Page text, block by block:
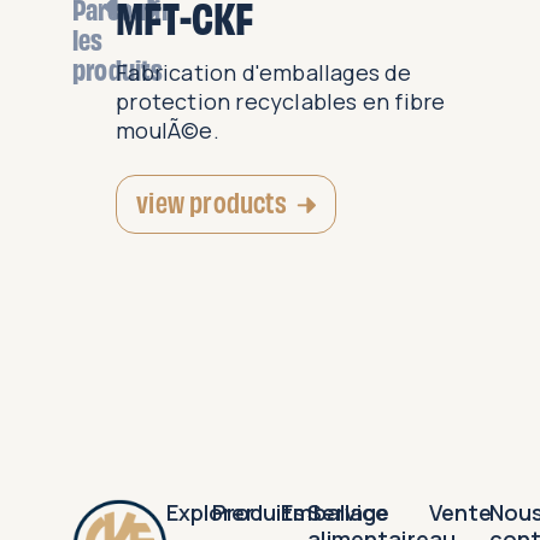
Parcourir
les
produits
et
MFT-CKF
Fabrication d'emballages de
protection recyclables en fibre
moulÃ©e.
view products
ExplorerProduitsEmballage
Service
Vente